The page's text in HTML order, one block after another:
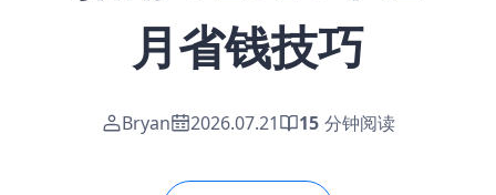
月省钱技巧
Bryan 2026.07.21 15 分钟阅读